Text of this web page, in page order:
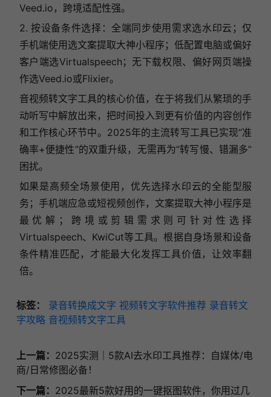
Veed.io，跨境适配性强。
2. 按设备条件选择：全端同步使用需求选水印云；仅
手机端使用选文案提取大神小程序；低配置电脑或偏好
客户端选Virtualspeech；无下载权限、偏好网页端操
作选Veed.io或Flixier。
音视频转文字工具的核心价值，在于将我们从繁琐的手
动听写中解放出来，把时间投入到更有价值的内容创作
和工作核心环节中。2025年的主流转写工具已实现“准
确率+便捷性”的双重升级，无需再为“转写慢、错漏多”
困扰。
如果是高频全场景使用，优先选择水印云的全能型服
务；手机端应急或短视频创作，文案提取大神小程序是
最优解；跨境或剪辑需求则可针对性选择
Virtualspeech、KwiCut等工具。根据自身场景和设备
条件精准匹配，才能最大化发挥工具价值，让效率翻
倍。
标签： 录音转换成文字 视频转文字软件推荐 录音转文
字攻略 音视频转文字工具
上一篇： 2025实测｜5款AI去水印工具推荐：自媒体/电
商/日常修图必备！
下一篇： 2025最新5款好用的一键抠图软件，你用过几